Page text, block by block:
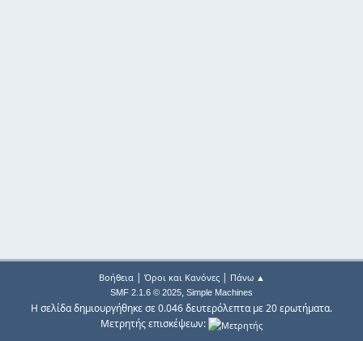
Βοήθεια| Όροι και Κανόνες| Πάνω ▲
SMF 2.1.6 © 2025, Simple Machines
Η σελίδα δημιουργήθηκε σε 0.046 δευτερόλεπτα με 20 ερωτήματα.
Μετρητής επισκέψεων: